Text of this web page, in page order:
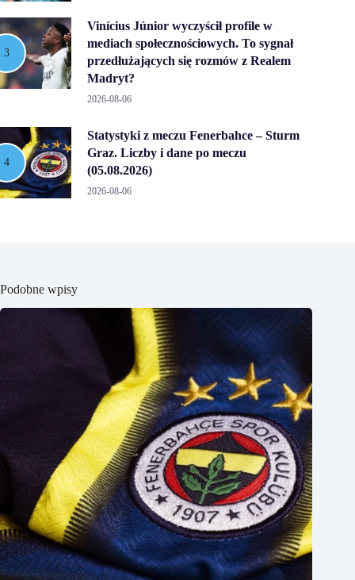
Vinícius Júnior wyczyścił profile w
mediach społecznościowych. To sygnał
przedłużających się rozmów z Realem
Madryt?
2026-08-06
Statystyki z meczu Fenerbahce – Sturm
Graz. Liczby i dane po meczu
(05.08.2026)
2026-08-06
Podobne wpisy